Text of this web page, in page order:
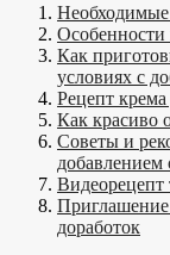
Особенности
Как
условиях с
Рецепт крема
Как красиво
Советы и
добавлением
Видеорецепт
доработок